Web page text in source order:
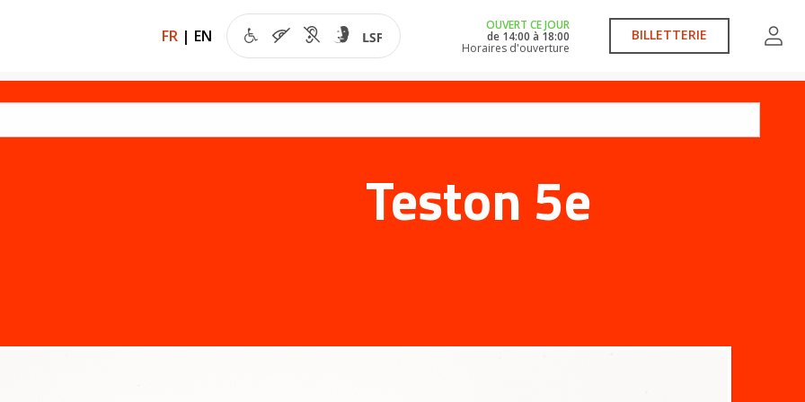
FR | EN
OUVERT CE JOUR
de 14:00 à 18:00
Horaires d'ouverture
BILLETTERIE
Teston 5e